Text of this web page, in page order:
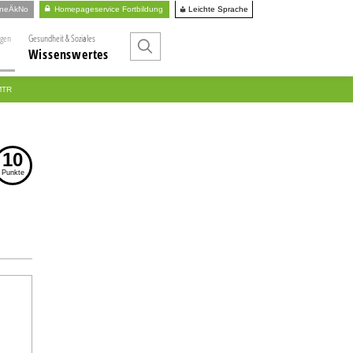
Homepageservice Fortbildung Leichte Sprache
Gesundheit & Soziales
Wissenswertes
10
Punkte